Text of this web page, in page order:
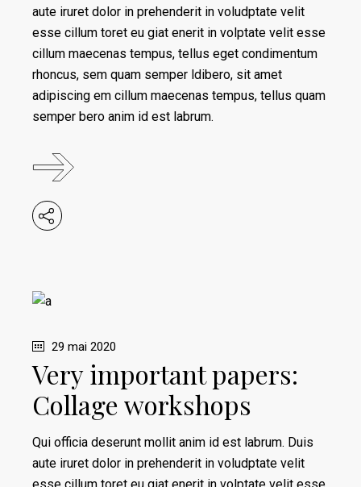
aute iruret dolor in prehenderit in voludptate velit
esse cillum toret eu giat enerit in volptate velit esse
cillum maecenas tempus, tellus eget condimentum
rhoncus, sem quam semper ldibero, sit amet
adipiscing em cillum maecenas tempus, tellus quam
semper bero anim id est labrum.
29 mai 2020
Very important papers:
Collage workshops
Qui officia deserunt mollit anim id est labrum. Duis
aute iruret dolor in prehenderit in voludptate velit